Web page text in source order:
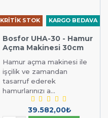
KARGO BEDAVA
KRİTİK STOK
Bosfor UHA-30 - Hamur
Açma Makinesi 30cm
Hamur açma makinesi ile
işçilik ve zamandan
tasarruf ederek
hamurlarınızı a...
39.582,00₺